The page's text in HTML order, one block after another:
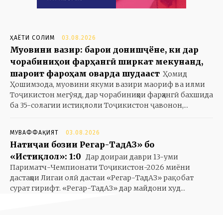
ҲАЁТИ СОЛИМ 03.08.2026
Муовини вазир: барои донишҷӯёне, ки дар
чорабиниҳои фарҳангӣ ширкат мекунанд,
шароит фароҳам оварда шудааст Ҳомид
Ҳошимзода, муовини якуми вазири маориф ва илми
Тоҷикистон мегӯяд, дар чорабиниҳои фарҳангӣ бахшида
ба 35-солагии истиқлоли Тоҷикистон ҷавонон,...
МУВАФФАҚИЯТ 03.08.2026
Натиҷаи бозии Регар-ТадАЗ» бо
«Истиқлол»: 1:0 Дар доираи даври 13-уми
Париматч-Чемпионати Тоҷикистон-2026 миёни
дастаҳои Лигаи олӣ дастаи «Регар-ТадАЗ» рақобат
сурат гирифт. «Регар-ТадАЗ» дар майдони худ...